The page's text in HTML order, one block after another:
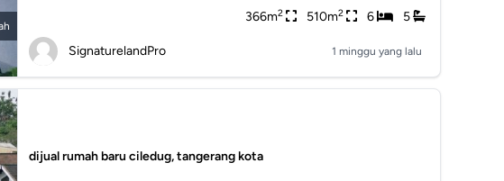
366m2 510m2 6 5
SignaturelandPro 1 minggu yang lalu
dijual rumah baru ciledug, tangerang kota